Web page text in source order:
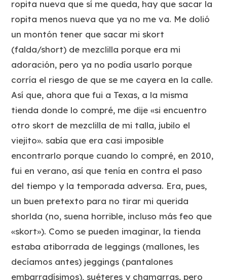
ropita nueva que sí me queda, hay que sacar la
ropita menos nueva que ya no me va. Me dolió
un montón tener que sacar mi skort
(falda/short) de mezclilla porque era mi
adoración, pero ya no podía usarlo porque
corría el riesgo de que se me cayera en la calle.
Así que, ahora que fui a Texas, a la misma
tienda donde lo compré, me dije «si encuentro
otro skort de mezclilla de mi talla, jubilo el
viejito». sabía que era casi imposible
encontrarlo porque cuando lo compré, en 2010,
fui en verano, así que tenía en contra el paso
del tiempo y la temporada adversa. Era, pues,
un buen pretexto para no tirar mi querida
shorlda (no, suena horrible, incluso más feo que
«skort»). Como se pueden imaginar, la tienda
estaba atiborrada de leggings (mallones, les
decíamos antes) jeggings (pantalones
embarradísimos), suéteres y chamarras, pero